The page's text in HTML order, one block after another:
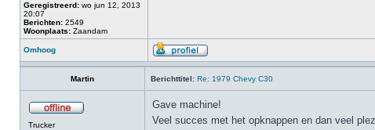
Geregistreerd: wo jun 12, 2013
20:07
Berichten: 2549
Woonplaats: Zaandam
Omhoog
Martin Berichttitel: Re: 1979 Chevy C30
Trucker
Gave machine!
Veel succes met het opknappen en dan veel